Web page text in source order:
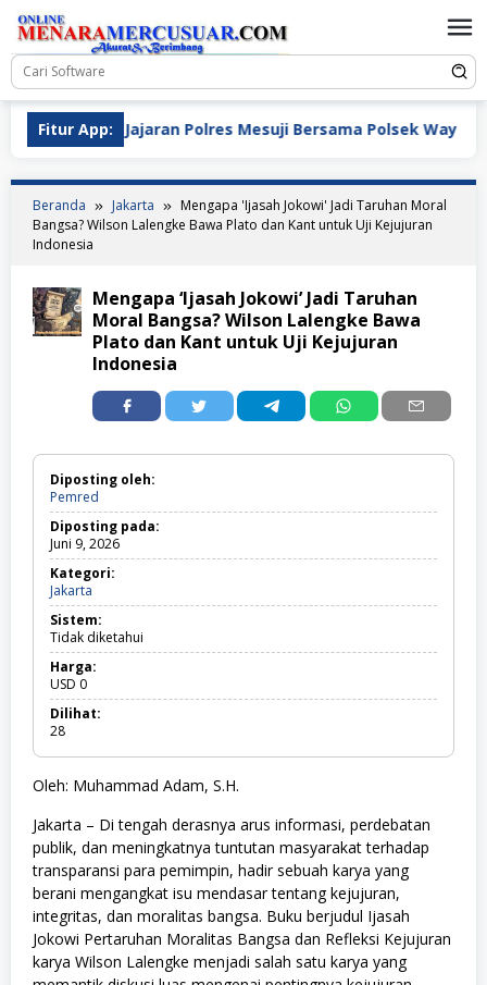
Loncat
konten
Fitur App:
Jajaran Polres Mesuji Bersama Polsek Way Serdang
Beranda Jakarta
Mengapa 'Ijasah Jokowi' Jadi Taruhan Moral
Bangsa? Wilson Lalengke Bawa Plato dan Kant untuk Uji Kejujuran
Indonesia
Mengapa ‘Ijasah Jokowi’ Jadi Taruhan
Moral Bangsa? Wilson Lalengke Bawa
Plato dan Kant untuk Uji Kejujuran
Indonesia
Diposting oleh:
Pemred
Diposting pada:
Juni 9, 2026
Kategori:
Jakarta
a
k
a
r
t
a
Sistem:
Tidak diketahui
Harga:
USD 0
Dilihat:
28
Oleh: Muhammad Adam, S.H.
Jakarta – Di tengah derasnya arus informasi, perdebatan
publik, dan meningkatnya tuntutan masyarakat terhadap
transparansi para pemimpin, hadir sebuah karya yang
berani mengangkat isu mendasar tentang kejujuran,
integritas, dan moralitas bangsa. Buku berjudul Ijasah
Jokowi Pertaruhan Moralitas Bangsa dan Refleksi Kejujuran
karya Wilson Lalengke menjadi salah satu karya yang